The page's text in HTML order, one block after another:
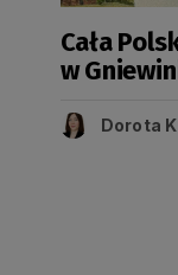
Cała
w
Dorota